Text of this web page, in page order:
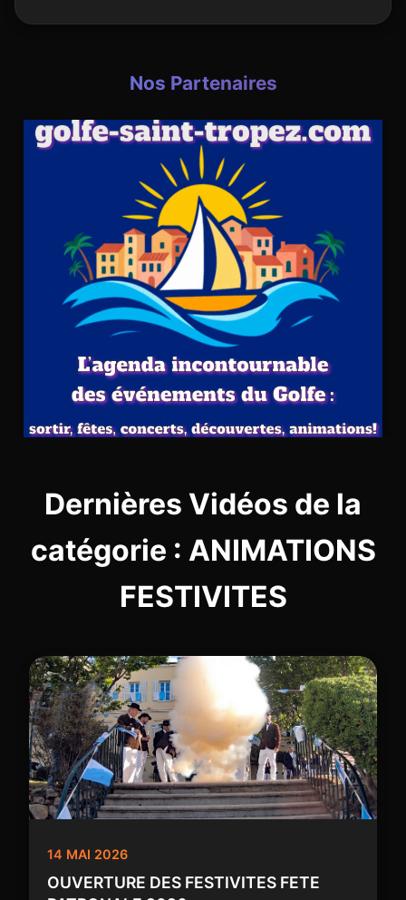
Nos Partenaires
Dernières Vidéos de la
catégorie : ANIMATIONS
FESTIVITES
14 MAI 2026
OUVERTURE DES FESTIVITES FETE